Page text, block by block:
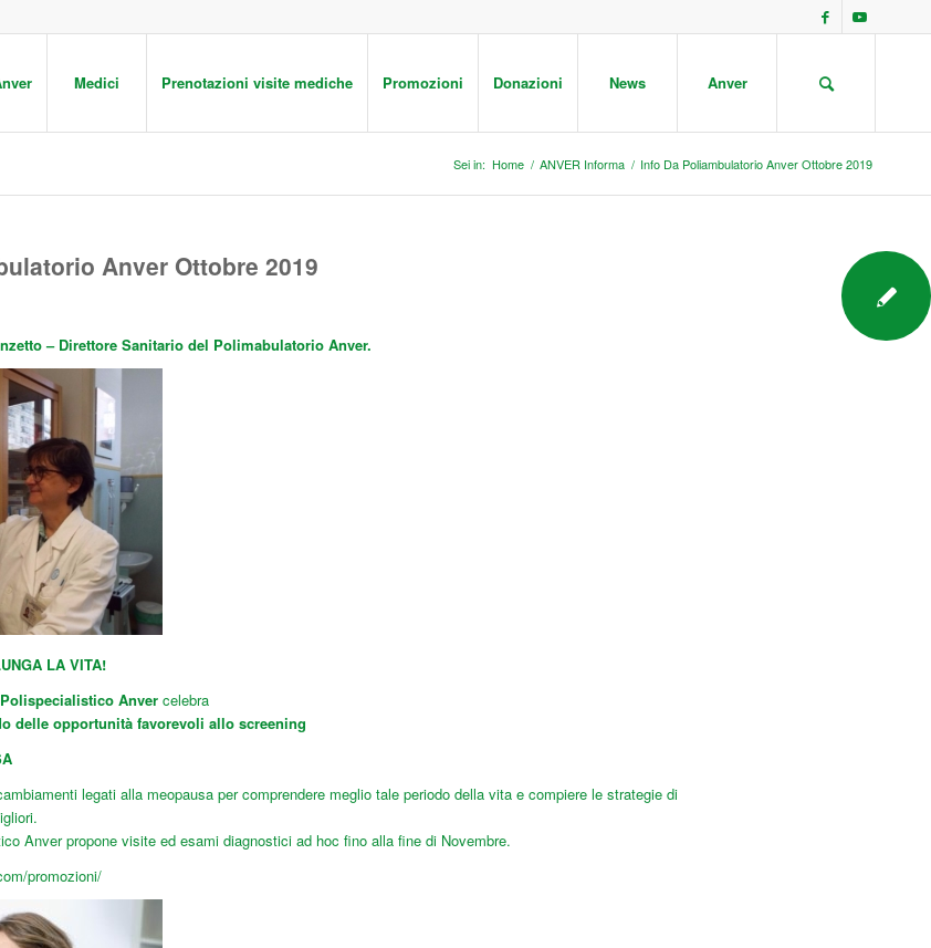
Medici Prenotazioni visite mediche Promozioni Donazioni News Anver
Sei in: Home / ANVER Informa / Info Da Poliambulatorio Anver Ottobre 2019
Anver Ottobre 2019
– Direttore Sanitario del Polimabulatorio Anver.
LA VITA!
Anver celebra
delle opportunità favorevoli allo screening
legati alla meopausa per comprendere meglio tale periodo della vita e compiere le strategie di
Anver propone visite ed esami diagnostici ad hoc fino alla fine di Novembre.
promozioni/